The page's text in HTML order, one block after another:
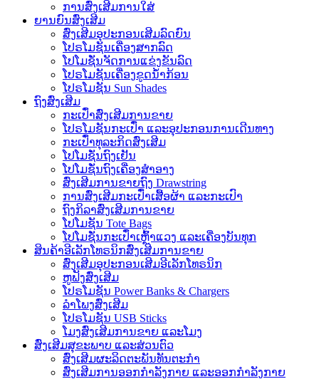
ການສົ່ງເສີມການໃສ່
ຍານຍົນສົ່ງເສີມ
ສົ່ງເສີມອຸປະກອນເສີມລົດຍົນ
ໂປຣໂມຊັນເຄື່ອງສາກລົດ
ໂປໂມຊັ່ນຈັດການແຂ່ງຂັນລົດ
ໂປຣໂມຊັນເຄື່ອງຂູດນ້ຳກ້ອນ
ໂປຣໂມຊັນ Sun Shades
ຖົງສົ່ງເສີມ
ກະເປົ໋າສົ່ງເສີມການຂາຍ
ໂປຣໂມຊັນກະເປົ໋າ ແລະອຸປະກອນການເດີນທາງ
ກະເປົ໋າທຸລະກິດສົ່ງເສີມ
ໂປໂມຊັ່ນຖົງເຢັນ
ໂປໂມຊັ່ນຖົງເຄື່ອງສໍາອາງ
ສົ່ງເສີມການຂາຍຖົງ Drawstring
ການສົ່ງເສີມກະເປົ໋າເສື້ອຜ້າ ແລະກະເປົາ
ຖົງກິລາສົ່ງເສີມການຂາຍ
ໂປໂມຊັນ Tote Bags
ໂປໂມຊັ່ນກະເປົ໋າເຫຼົ້າແວງ ແລະເຄື່ອງບັນທຸກ
ສິນຄ້າອີເລັກໂທຣນິກສົ່ງເສີມການຂາຍ
ສົ່ງເສີມອຸປະກອນເສີມອີເລັກໂທຣນິກ
ຫູຟັງສົ່ງເສີມ
ໂປຣໂມຊັນ Power Banks & Chargers
ລໍາໂພງສົ່ງເສີມ
ໂປຣໂມຊັນ USB Sticks
ໂມງສົ່ງເສີມການຂາຍ ແລະໂມງ
ສົ່ງເສີມສຸຂະພາບ ແລະສ່ວນຕົວ
ສົ່ງເສີມຜະລິດຕະພັນທັນຕະກໍາ
ສົ່ງເສີມການອອກກຳລັງກາຍ ແລະອອກກຳລັງກາຍ